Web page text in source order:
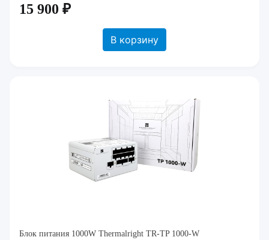
15 900 ₽
В корзину
Блок питания 1000W Thermalright TR-TP 1000-W